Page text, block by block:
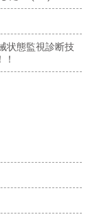
状態監視診断技